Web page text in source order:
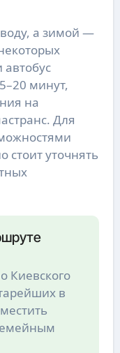
а зимой —
автобус
минут,
на
Для
стоит уточнять
Киевского
в